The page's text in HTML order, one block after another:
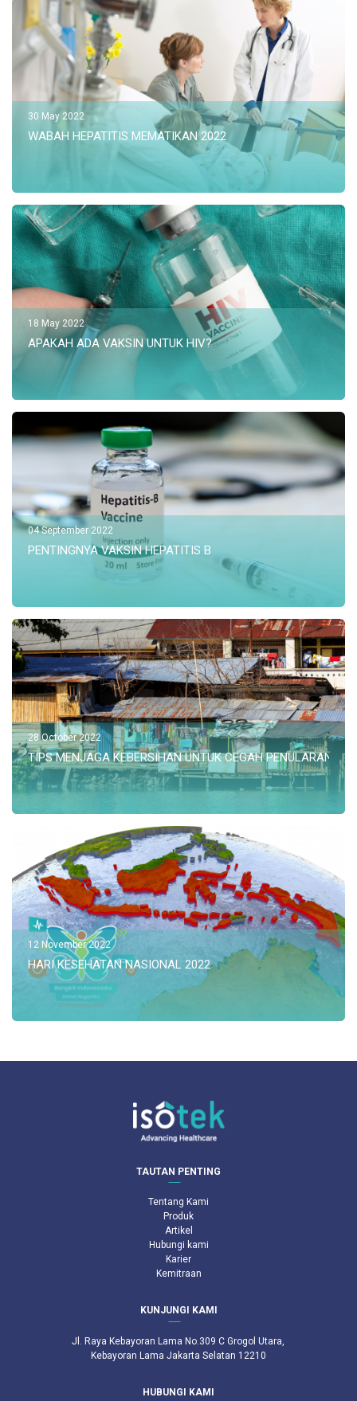
30 May 2022
WABAH HEPATITIS MEMATIKAN 2022
18 May 2022
APAKAH ADA VAKSIN UNTUK HIV?
04 September 2022
PENTINGNYA VAKSIN HEPATITIS B
28 October 2022
TIPS MENJAGA KEBERSIHAN UNTUK CEGAH PENULARAN
12 November 2022
HARI KESEHATAN NASIONAL 2022
TAUTAN PENTING
Tentang Kami
Produk
Artikel
Hubungi kami
Karier
Kemitraan
KUNJUNGI KAMI
Jl. Raya Kebayoran Lama No.309 C Grogol Utara,
Kebayoran Lama Jakarta Selatan 12210
HUBUNGI KAMI